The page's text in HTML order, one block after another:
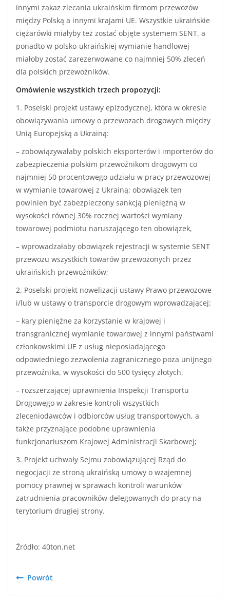
innymi zakaz zlecania ukraińskim firmom przewozów
między Polską a innymi krajami UE. Wszystkie ukraińskie
ciężarówki miałyby też zostać objęte systemem SENT, a
ponadto w polsko-ukraińskiej wymianie handlowej
miałoby zostać zarezerwowane co najmniej 50% zleceń
dla polskich przewoźników.
Omówienie wszystkich trzech propozycji:
1. Poselski projekt ustawy epizodycznej, która w okresie
obowiązywania umowy o przewozach drogowych między
Unią Europejską a Ukrainą:
– zobowiązywałaby polskich eksporterów i importerów do
zabezpieczenia polskim przewoźnikom drogowym co
najmniej 50 procentowego udziału w pracy przewozowej
w wymianie towarowej z Ukrainą; obowiązek ten
powinien być zabezpieczony sankcją pieniężną w
wysokości równej 30% rocznej wartości wymiany
towarowej podmiotu naruszającego ten obowiązek,
– wprowadzałaby obowiązek rejestracji w systemie SENT
przewozu wszystkich towarów przewożonych przez
ukraińskich przewoźników;
2. Poselski projekt nowelizacji ustawy Prawo przewozowe
i/lub w ustawy o transporcie drogowym wprowadzającej:
– kary pieniężne za korzystanie w krajowej i
transgranicznej wymianie towarowej z innymi państwami
członkowskimi UE z usług nieposiadającego
odpowiedniego zezwolenia zagranicznego poza unijnego
przewoźnika, w wysokości do 500 tysięcy złotych,
– rozszerzającej uprawnienia Inspekcji Transportu
Drogowego w zakresie kontroli wszystkich
zleceniodawców i odbiorców usług transportowych, a
także przyznające podobne uprawnienia
funkcjonariuszom Krajowej Administracji Skarbowej;
3. Projekt uchwały Sejmu zobowiązującej Rząd do
negocjacji ze stroną ukraińską umowy o wzajemnej
pomocy prawnej w sprawach kontroli warunków
zatrudnienia pracowników delegowanych do pracy na
terytorium drugiej strony.
Źródło: 40ton.net
Powrót